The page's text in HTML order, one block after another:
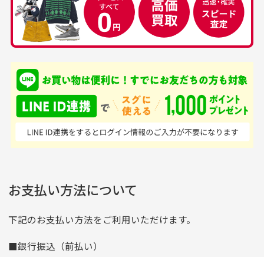
中古ゴルフウェアの
品揃えがすごい
て、ここまでゴルフブラ
ンドの取り扱いがあるの
はすごい。 毎日たくさ
んの商品がアップされて
いるので新作チェックす
安心して中古ウェア
を買えるお店です
品ですが綺麗に梱包され
ており商品を大切にして
いる感が伝わってきまし
た 「フロント部分に汚
れあり」と記載ありまし
[…]
生じている場合がございます。
銀行振込（前払い）
入金確認後商品発送となります。
※土曜、日曜、祝日は入金確認及び発送業務は致しておりま
せん。
尚、お振込み手数料はお客様ご負担となります。入金確認後
商品発送となります。
ご注文頂いてから7日以内をお振込み期限とさせ
りますのでご了承くださいませ。
支店名
和歌山支店
口座種別
普通
申し込まれた商品と届いた商品が異なっている場合
商品説明に記載されていない汚れやダメージがある商品
の場合
お支払い方法について
下記のお支払い方法をご利用いただけます。
■銀行振込（前払い）